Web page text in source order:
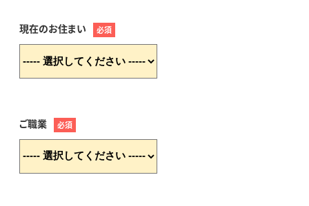
現在のお住まい 必須
ご職業 必須